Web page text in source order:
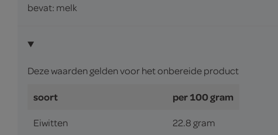
bevat: melk
Deze waarden gelden voor het onbereide product
soort per 100 gram
Eiwitten 22.8 gram